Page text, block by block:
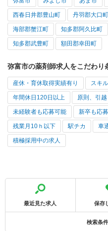
西春日井郡豊山町 丹羽郡大口町
海部郡蟹江町 知多郡阿久比町
知多郡武豊町 額田郡幸田町
弥富市の薬剤師求人をこだわり
産休・育休取得実績有り スキ
年間休日120日以上 原則、引
未経験者も応募可能 新卒も応
残業月10ｈ以下 駅チカ 車
積極採用中の求人
最近見た求人 保存
検索条